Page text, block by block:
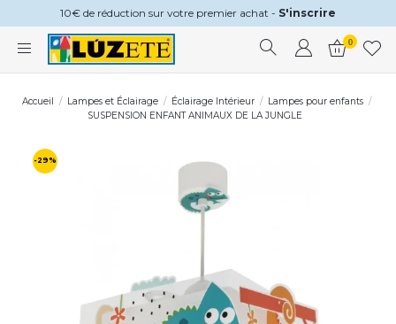
10€ de réduction sur votre premier achat - S'inscrire
0
Accueil Lampes et Éclairage Éclairage Intérieur
Lampes pour enfants
SUSPENSION ENFANT ANIMAUX DE LA JUNGLE
-29%